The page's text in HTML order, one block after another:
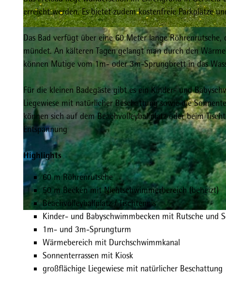
© Tourist-Information Gersfeld
erreicht werden. Es bietet zudem kostenfreie Parkplätze
Das Bad verfügt über eine 60 Meter lange
mündet. An kälteren Tagen gelangt man durch den
können Mutige vom 1m- oder 3m-Sprungbrett in das
Für die kleinen Badegäste gibt es ein Kinder- und
Liegewiese mit natürlicher Beschattung sowie die
können sich auf dem Beachvolleyballplatz oder beim
Entspannung
Highlights
60 m Röhrenrutsche
50 m Becken mit Nichtschwimmerbereich (beheizt)
Beachvolleyballplatz / Tischtennis
Kinder- und Babyschwimmbecken mit Rutsche und
1m- und 3m-Sprungturm
Wärmebereich mit Durchschwimmkanal
Sonnenterrassen mit Kiosk
großflächige Liegewiese mit natürlicher Beschattung